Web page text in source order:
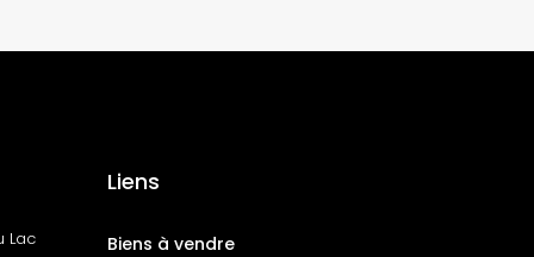
Lac
Liens
Biens à vendre